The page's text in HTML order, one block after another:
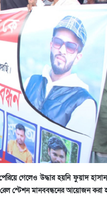
গেলেও উদ্ধার হয়নি ফুয়াদ
স্টেশন মানববন্ধনের আয়োজন করা